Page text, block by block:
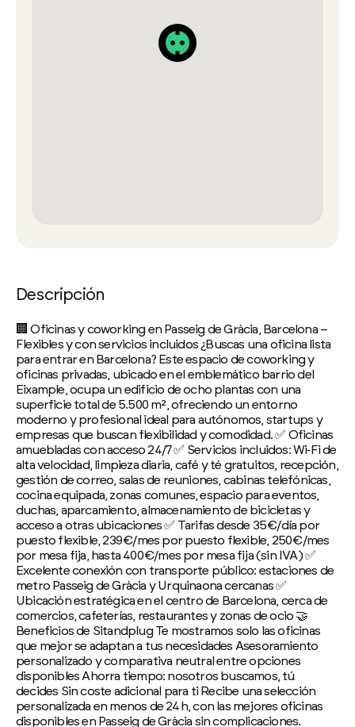
Descripción
🏢 Oficinas y coworking en Passeig de Gràcia, Barcelona –
Flexibles y con servicios incluidos ¿Buscas una oficina lista
para entrar en Barcelona? Este espacio de coworking y
oficinas privadas, ubicado en el emblemático barrio del
Eixample, ocupa un edificio de ocho plantas con una
superficie total de 5.500 m², ofreciendo un entorno
moderno y profesional ideal para autónomos, startups y
empresas que buscan flexibilidad y comodidad. ✅ Oficinas
amuebladas con acceso 24/7 ✅ Servicios incluidos: Wi‑Fi de
alta velocidad, limpieza diaria, café y té gratuitos, recepción,
gestión de correo, salas de reuniones, cabinas telefónicas,
cocina equipada, zonas comunes, espacio para eventos,
duchas, aparcamiento, almacenamiento de bicicletas y
acceso a otras ubicaciones ✅ Tarifas desde 35 €/día por
puesto flexible, 239 €/mes por puesto flexible, 250 €/mes
por mesa fija, hasta 400 €/mes por mesa fija (sin IVA) ✅
Excelente conexión con transporte público: estaciones de
metro Passeig de Gràcia y Urquinaona cercanas ✅
Ubicación estratégica en el centro de Barcelona, cerca de
comercios, cafeterías, restaurantes y zonas de ocio 🤝
Beneficios de Sitandplug Te mostramos solo las oficinas
que mejor se adaptan a tus necesidades Asesoramiento
personalizado y comparativa neutral entre opciones
disponibles Ahorra tiempo: nosotros buscamos, tú
decides Sin coste adicional para ti Recibe una selección
personalizada en menos de 24 h, con las mejores oficinas
disponibles en Passeig de Gràcia sin complicaciones.